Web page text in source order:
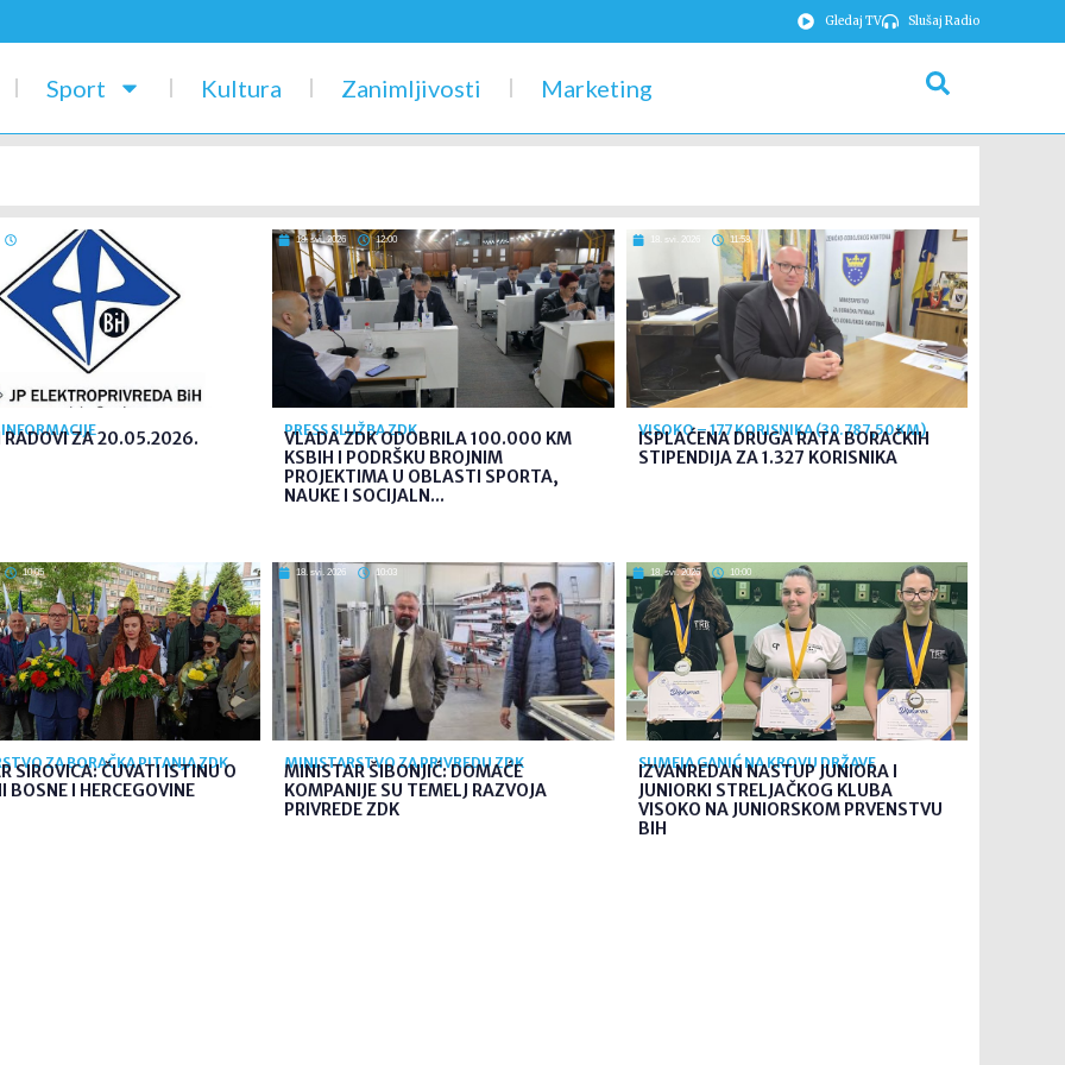
Gledaj TV Slušaj Radio
Sport Kultura Zanimljivosti Marketing
INFORMACIJE
RADOVI ZA 20.05.2026.
18. svi. 2026 12:00
PRESS SLUŽBA ZDK
VLADA ZDK ODOBRILA 100.000 KM
KSBIH I PODRŠKU BROJNIM
PROJEKTIMA U OBLASTI SPORTA,
NAUKE I SOCIJALN...
18. svi. 2026 11:58
VISOKO – 177 KORISNIKA (30.787,50 KM)
ISPLAĆENA DRUGA RATA BORAČKIH
STIPENDIJA ZA 1.327 KORISNIKA
10:05
ZA BORAČKA PITANJA ZDK
SIROVICA: ČUVATI ISTINU O
BOSNE I HERCEGOVINE
18. svi. 2026 10:03
MINISTARSTVO ZA PRIVREDU ZDK
MINISTAR ŠIBONJIĆ: DOMAĆE
KOMPANIJE SU TEMELJ RAZVOJA
PRIVREDE ZDK
18. svi. 2026 10:00
SUMEJA GANIĆ NA KROVU DRŽAVE
IZVANREDAN NASTUP JUNIORA I
JUNIORKI STRELJAČKOG KLUBA
VISOKO NA JUNIORSKOM PRVENSTVU
BIH